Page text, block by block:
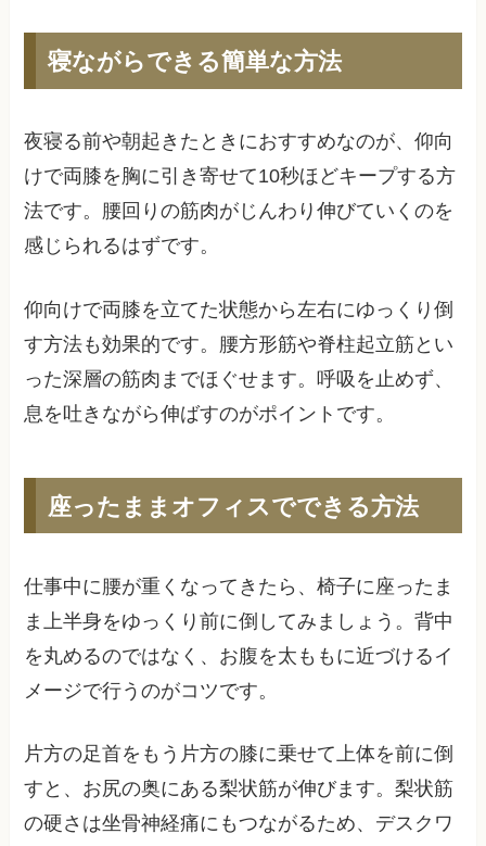
寝ながらできる簡単な方法
夜寝る前や朝起きたときにおすすめなのが、仰向
けで両膝を胸に引き寄せて10秒ほどキープする方
法です。腰回りの筋肉がじんわり伸びていくのを
感じられるはずです。
仰向けで両膝を立てた状態から左右にゆっくり倒
す方法も効果的です。腰方形筋や脊柱起立筋とい
った深層の筋肉までほぐせます。呼吸を止めず、
息を吐きながら伸ばすのがポイントです。
座ったままオフィスでできる方法
仕事中に腰が重くなってきたら、椅子に座ったま
ま上半身をゆっくり前に倒してみましょう。背中
を丸めるのではなく、お腹を太ももに近づけるイ
メージで行うのがコツです。
片方の足首をもう片方の膝に乗せて上体を前に倒
すと、お尻の奥にある梨状筋が伸びます。梨状筋
の硬さは坐骨神経痛にもつながるため、デスクワ